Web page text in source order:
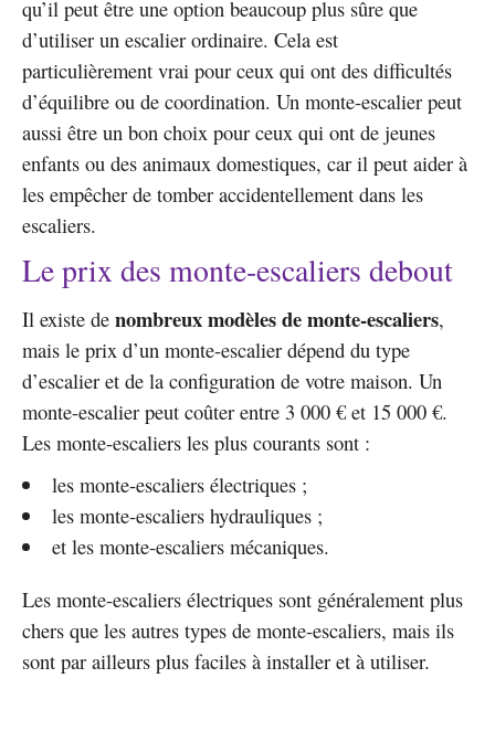
qu’il peut être une option beaucoup plus sûre que
d’utiliser un escalier ordinaire. Cela est
particulièrement vrai pour ceux qui ont des difficultés
d’équilibre ou de coordination. Un monte-escalier peut
aussi être un bon choix pour ceux qui ont de jeunes
enfants ou des animaux domestiques, car il peut aider à
les empêcher de tomber accidentellement dans les
escaliers.
Le prix des monte-escaliers debout
Il existe de nombreux modèles de monte-escaliers,
mais le prix d’un monte-escalier dépend du type
d’escalier et de la configuration de votre maison. Un
monte-escalier peut coûter entre 3 000 € et 15 000 €.
Les monte-escaliers les plus courants sont :
les monte-escaliers électriques ;
les monte-escaliers hydrauliques ;
et les monte-escaliers mécaniques.
Les monte-escaliers électriques sont généralement plus
chers que les autres types de monte-escaliers, mais ils
sont par ailleurs plus faciles à installer et à utiliser.